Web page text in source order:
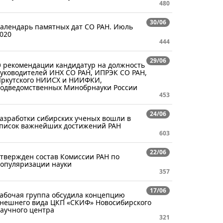
480
30/06
памятных дат СО РАН. Июль
444
29/06
рекомендации кандидатур на должность
ИНХ СО РАН, ИПРЭК СО РАН,
НИИСХ и НИИФКИ,
Минобрнауки России
453
24/06
сибирских ученых вошли в
важнейших достижений РАН
603
22/06
состав Комиссии РАН по
науки
357
17/06
группа обсудила концепцию
вида ЦКП «СКИФ» Новосибирского
центра
321